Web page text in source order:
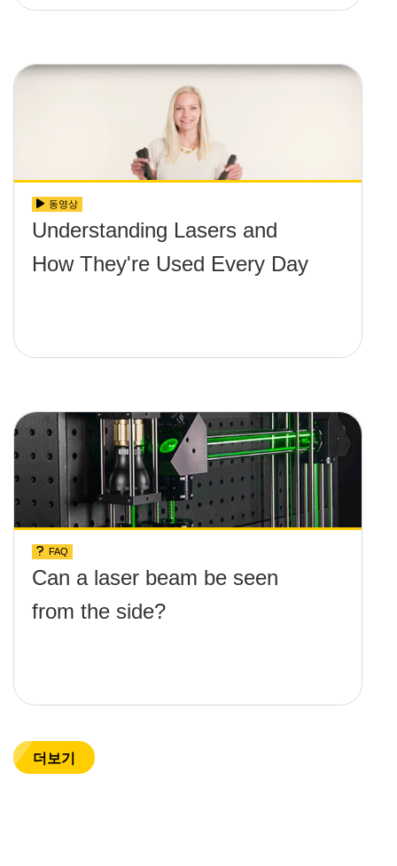
동영상
Understanding Lasers and
How They're Used Every Day
FAQ
Can a laser beam be seen
from the side?
더보기